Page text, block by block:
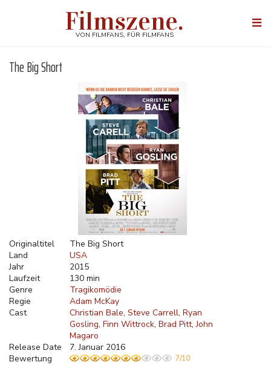
Filmszene.
VON FILMFANS, FÜR FILMFANS
The Big Short
Originaltitel
The Big Short
Land
USA
Jahr
2015
Laufzeit
130 min
Genre
Tragikomödie
Regie
Adam McKay
Cast
Christian Bale Steve Carrell Ryan
Gosling Finn Wittrock Brad Pitt John
Magaro
Release Date
7. Januar 2016
Bewertung
7/10